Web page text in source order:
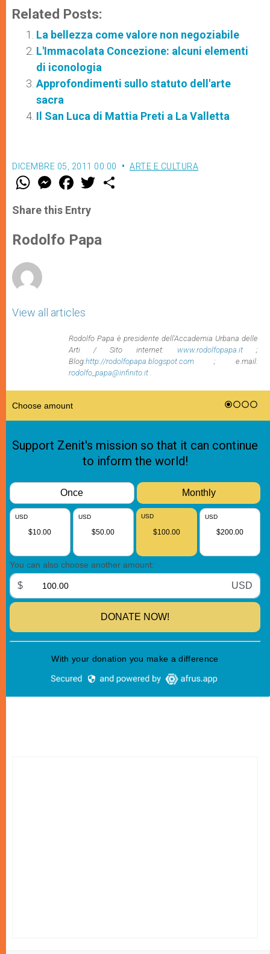
Related Posts:
La bellezza come valore non negoziabile
L'Immacolata Concezione: alcuni elementi
di iconologia
Approfondimenti sullo statuto dell'arte
sacra
Il San Luca di Mattia Preti a La Valletta
DICEMBRE 05, 2011 00:00 ARTE E CULTURA
W
t
s
p
p
M
e
s
e
g
e
F
a
e
b
o
k
w
r
Share this Entry
Rodolfo Papa
View all articles
Rodolfo Papa è presidente dell'Accademia Urbana delle
Arti / Sito internet: www.rodolfopapa.it;
Blog:http://rodolfopapa.blogspot.com; e.mail:
rodolfo_papa@infinito.it.